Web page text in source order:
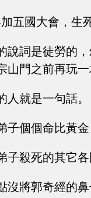
五國大會，生
說詞是徒勞的
山門之前再玩
人就是一句話。
子個個命比黃
子殺死的其它
沒將郭奇經的